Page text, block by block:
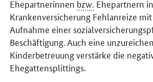
Ehepartnerinnen bzw. Ehepartnern
Krankenversicherung Fehlanreize
Aufnahme einer
Beschäftigung. Auch eine
Kinderbetreuung verstärke die
Ehegattensplittings.